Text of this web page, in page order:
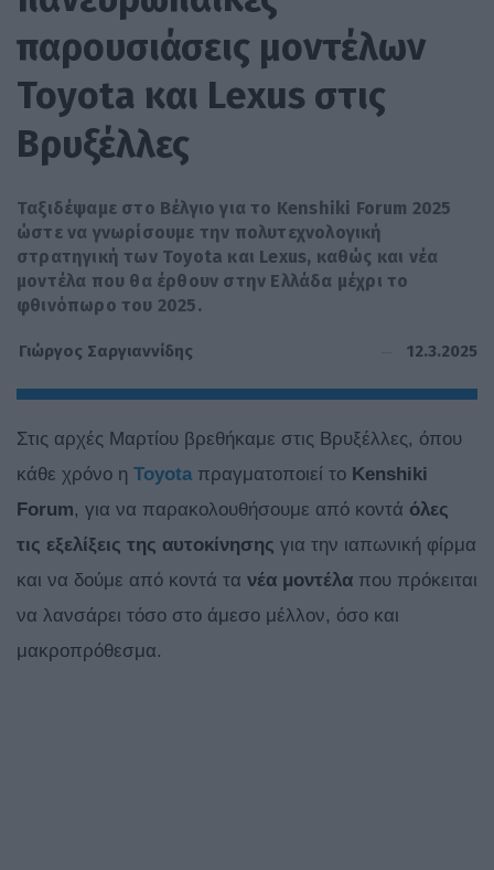
παρουσιάσεις μοντέλων
Toyota και Lexus στις
Βρυξέλλες
Ταξιδέψαμε στο Βέλγιο για το Kenshiki Forum 2025
ώστε να γνωρίσουμε την πολυτεχνολογική
στρατηγική των Toyota και Lexus, καθώς και νέα
μοντέλα που θα έρθουν στην Ελλάδα μέχρι το
φθινόπωρο του 2025.
Γιώργος Σαργιαννίδης 12.3.2025
Στις αρχές Μαρτίου βρεθήκαμε στις Βρυξέλλες, όπου
κάθε χρόνο η Toyota πραγματοποιεί το Kenshiki
Forum, για να παρακολουθήσουμε από κοντά όλες
τις εξελίξεις της αυτοκίνησης για την ιαπωνική φίρμα
και να δούμε από κοντά τα νέα μοντέλα που πρόκειται
να λανσάρει τόσο στο άμεσο μέλλον, όσο και
μακροπρόθεσμα.